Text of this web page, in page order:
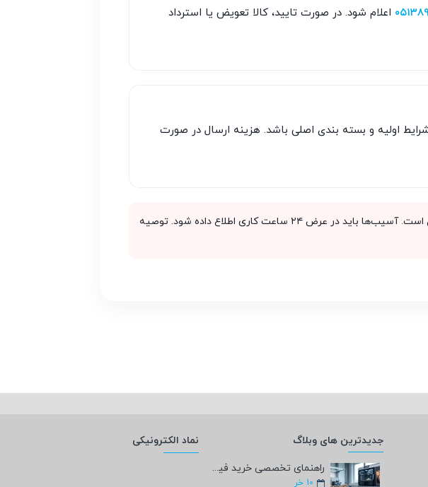
اعلام شود. در صورت تایید، کالا تعویض یا استرداد
شرایط اولیه و بسته بندی اصلی باشد. هزینه ارسال در صورت
بروز هرگونه حادثه در هنگام حمل بر عهده شرکت حمل و نقل است. آسیب‌ها باید در عرض ۲۴ ساعت کاری اطلاع داده شود. توصیه
جدیدترین های وبلاگ
راهنمای تخصصی خرید فیلامنت PEEK؛ پادشاه پرینت سه‌بعدی صنعتی و پزشکی + مشخصات فنی
10 خر
نماد الکترونیکی